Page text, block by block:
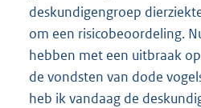
deskundigengroep
om een risicobeoordeling.
hebben met een uitbraak
de vondsten van dode
heb ik vandaag de